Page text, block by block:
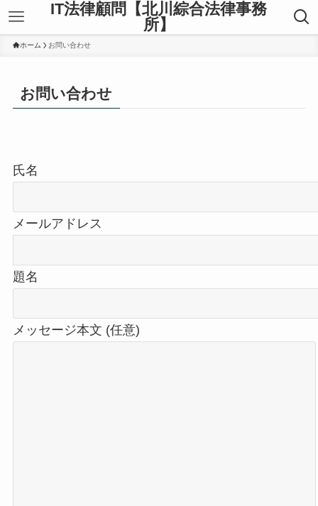
IT法律顧問【北川綜合法律事務
所】
ホーム お問い合わせ
お問い合わせ
氏名
メールアドレス
題名
メッセージ本文 (任意)